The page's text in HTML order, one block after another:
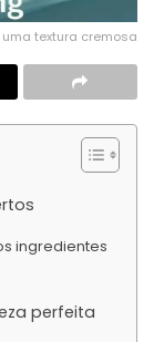
textura cremosa
ingredientes
perfeita